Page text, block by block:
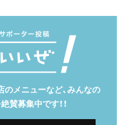
メニューなど、みんなの
賛募集中です！！